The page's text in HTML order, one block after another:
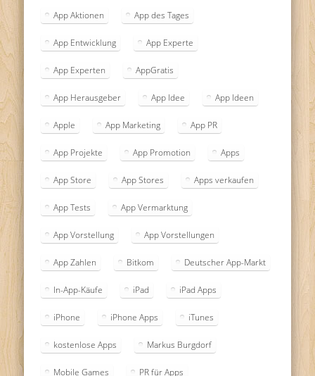
App Aktionen App des Tages
App Entwicklung App Experte
App Experten AppGratis
App Herausgeber App Idee App Ideen
Apple App Marketing App PR
App Projekte App Promotion Apps
App Store App Stores Apps verkaufen
App Tests App Vermarktung
App Vorstellung App Vorstellungen
App Zahlen Bitkom Deutscher App-Markt
In-App-Käufe iPad iPad Apps
iPhone iPhone Apps iTunes
kostenlose Apps Markus Burgdorf
Mobile Games PR für Apps